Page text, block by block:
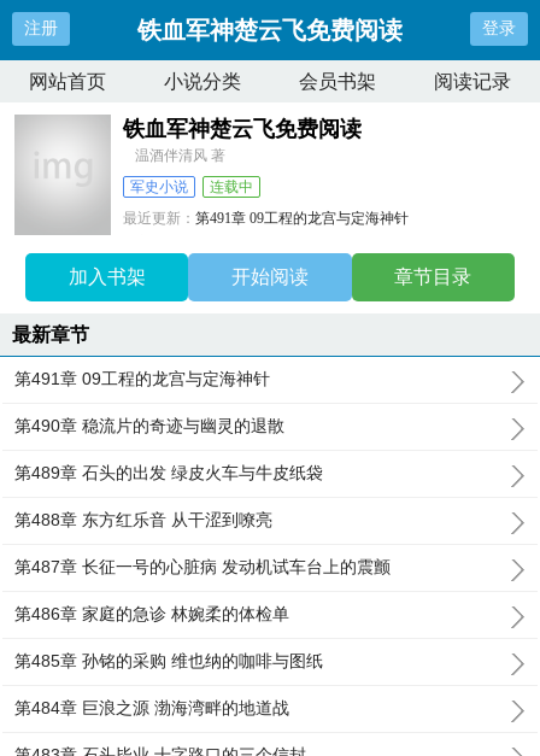
注册 铁血军神楚云飞免费阅读 登录
网站首页 小说分类 会员书架 阅读记录
铁血军神楚云飞免费阅读
温酒伴清风 著
军史小说
连载中
最近更新：第491章 09工程的龙宫与定海神针
加入书架 开始阅读 章节目录
最新章节
第491章 09工程的龙宫与定海神针
第490章 稳流片的奇迹与幽灵的退散
第489章 石头的出发 绿皮火车与牛皮纸袋
第488章 东方红乐音 从干涩到嘹亮
第487章 长征一号的心脏病 发动机试车台上的震颤
第486章 家庭的急诊 林婉柔的体检单
第485章 孙铭的采购 维也纳的咖啡与图纸
第484章 巨浪之源 渤海湾畔的地道战